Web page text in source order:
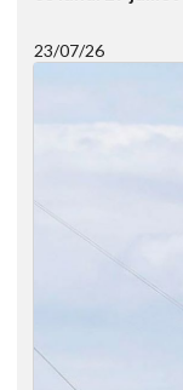
23/07/26